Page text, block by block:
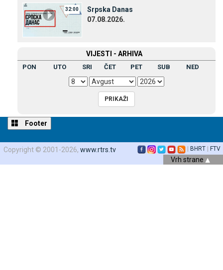
32:00
Srpska Danas
07.08.2026.
VIЈESTI - ARHIVA
PON UTO SRI ČET PET SUB NED
Footer
Copyright © 2001-2026, www.rtrs.tv BHRT FTV
Vrh strane